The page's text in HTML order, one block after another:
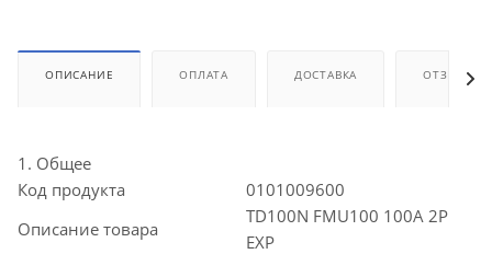
ОПИСАНИЕ ОПЛАТА ДОСТАВКА ОТЗЫВЫ
1. Общее
Код продукта
0101009600
Описание товара
TD100N FMU100 100A 2P
EXP